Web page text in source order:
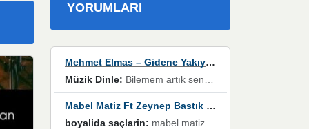
YORUMLARI
Mehmet Elmas – Gidene Yakıyorum
Müzik Dinle: Bilemem artık senden bir şans daha / Düştüğün zaman ben olmayacağım yanında” dizeleri, artık geçmişin tekrarına izin verilmeyeceğini, kişisel sınırların çizildiğini gösteriyor.
Mabel Matiz Ft Zeynep Bastık – Saçların
boyalida saçlarin: mabel matiz'in maya albümünde yer alan güzellerden. parça da şarkı hani! müzikal altyapısına vurulduğum, sözlerinde kaybolduğum bir parça olmuş.